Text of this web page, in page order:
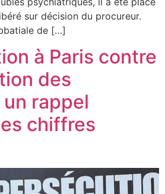
sur décision du procureur.
de […]
à Paris contre
des
rappel
chiffres